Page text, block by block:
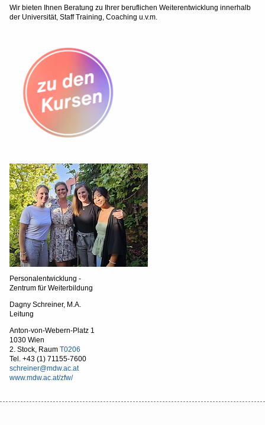
Wir bieten Ihnen Beratung zu Ihrer beruflichen Weiterentwicklung innerhalb
der Universität, Staff Training, Coaching u.v.m.
Personalentwicklung -
Zentrum für Weiterbildung
Dagny Schreiner, M.A.
Leitung
Anton-von-Webern-Platz 1
1030 Wien
2. Stock, Raum T0206
Tel. +43 (1) 71155-7600
schreiner@mdw.ac.at
www.mdw.ac.at/zfw/